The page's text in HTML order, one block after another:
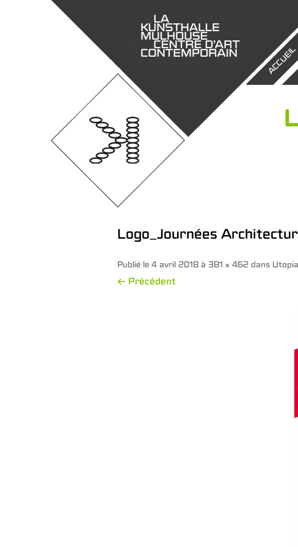
ACCUEIL
Logo_Journées
Publié le 4 avril 2018 à 381 × 462 dans
← Précédent